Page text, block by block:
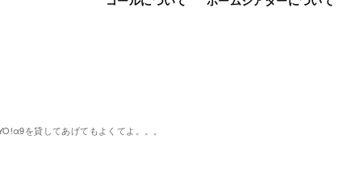
を貸してあげてもよくてよ。。。